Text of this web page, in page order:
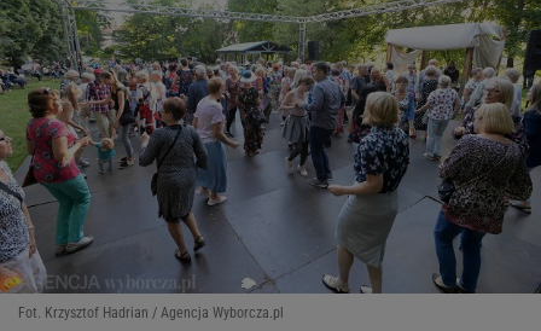
Fot. Krzysztof Hadrian / Agencja Wyborcza.pl